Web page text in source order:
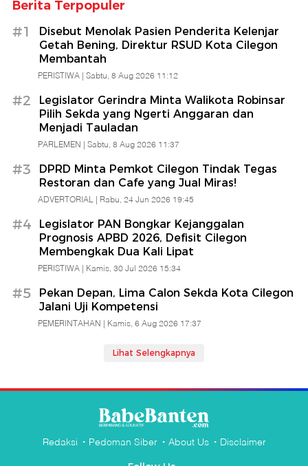
Berita Terpopuler
#1
Disebut Menolak Pasien Penderita Kelenjar
Getah Bening, Direktur RSUD Kota Cilegon
Membantah
PERISTIWA | Sabtu, 8 Aug 2026 11:12
#2
Legislator Gerindra Minta Walikota Robinsar
Pilih Sekda yang Ngerti Anggaran dan
Menjadi Tauladan
PARLEMEN | Sabtu, 8 Aug 2026 11:37
#3
DPRD Minta Pemkot Cilegon Tindak Tegas
Restoran dan Cafe yang Jual Miras!
ADVERTORIAL | Rabu, 24 Jun 2026 19:45
#4
Legislator PAN Bongkar Kejanggalan
Prognosis APBD 2026, Defisit Cilegon
Membengkak Dua Kali Lipat
PERISTIWA | Kamis, 30 Jul 2026 15:34
#5
Pekan Depan, Lima Calon Sekda Kota Cilegon
Jalani Uji Kompetensi
PEMERINTAHAN | Kamis, 6 Aug 2026 17:37
Lihat Selengkapnya
Redaksi Pedoman Siber About Us Disclaimer